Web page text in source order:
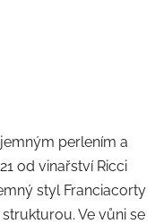
perlením a
od vinařství Ricci
styl Franciacorty
Ve vůni se